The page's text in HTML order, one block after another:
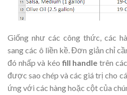
Giống như các công thức, các
sang các ô liền kề. Đơn giản chỉ
đó nhấp và kéofill handletrên
được sao chép và các giá trị cho
ứng với các hàng hoặc cột của